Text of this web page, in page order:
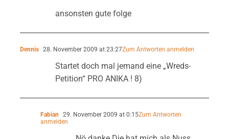
ansonsten gute folge
Dennis 28. November 2009 at 23:27Zum Antworten anmelden
Startet doch mal jemand eine „Wreds-
Petition“ PRO ANIKA ! 8)
Fabian 29. November 2009 at 0:15Zum Antworten
anmelden